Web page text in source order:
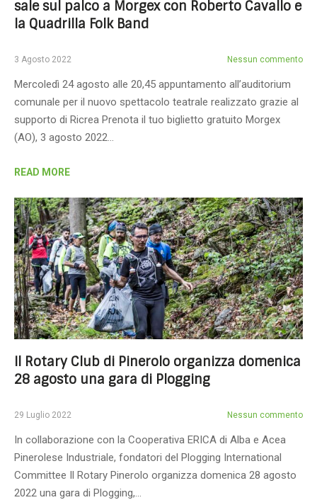
sale sul palco a Morgex con Roberto Cavallo e
la Quadrilla Folk Band
3 Agosto 2022 Nessun commento
Mercoledì 24 agosto alle 20,45 appuntamento all’auditorium
comunale per il nuovo spettacolo teatrale realizzato grazie al
supporto di Ricrea Prenota il tuo biglietto gratuito Morgex
(AO), 3 agosto 2022…
READ MORE
Il Rotary Club di Pinerolo organizza domenica
28 agosto una gara di Plogging
29 Luglio 2022 Nessun commento
In collaborazione con la Cooperativa ERICA di Alba e Acea
Pinerolese Industriale, fondatori del Plogging International
Committee Il Rotary Pinerolo organizza domenica 28 agosto
2022 una gara di Plogging,…